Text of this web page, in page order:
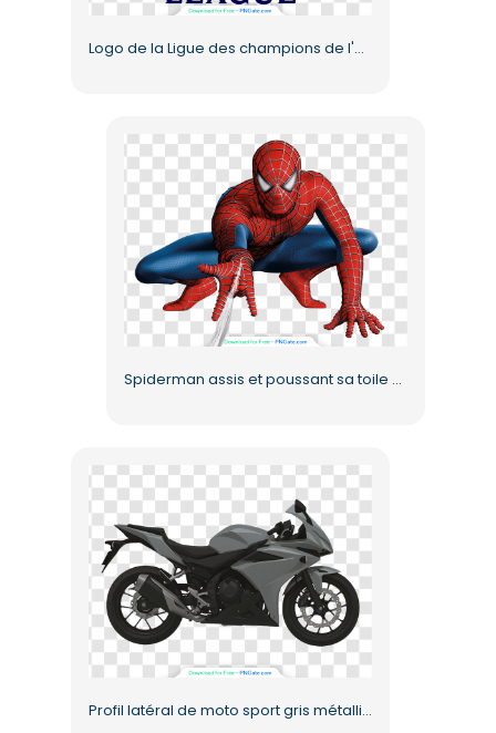
Logo de la Ligue des champions de l'UEFA en PNG gratuit
Spiderman assis et poussant sa toile PNG gratuit
Profil latéral de moto sport gris métallisé et noir PNG gratuit